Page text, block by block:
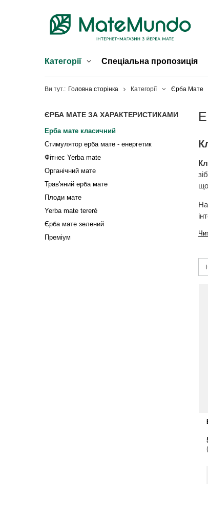
Категорії Спеціальна пропозиція
Ви тут.: Головна сторінка Категорії Єрба Мате
ЄРБА МАТЕ ЗА ХАРАКТЕРИСТИКАМИ
Ерба мате класичний
Стимулятор ерба мате - енергетик
Фітнес Yerba mate
Органічний мате
Трав'яний ерба мате
Плоди мате
Yerba mate tereré
Єрба мате зелений
Преміум
На